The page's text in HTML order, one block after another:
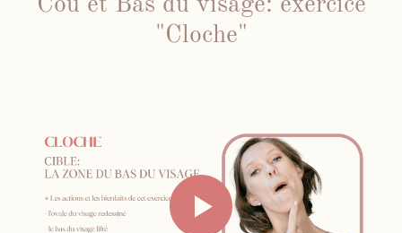
Cou et Bas du visage: exercice
"Cloche"
Face Gym